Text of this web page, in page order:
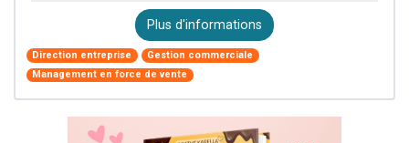
Plus d'informations
Direction entreprise
Gestion commerciale
Management en force de vente